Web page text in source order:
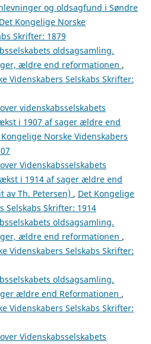
og oldsagfund i Søndre
Det Kongelige Norske
Skrifter: 1879
oldsagsamling.
ældre end reformationen ,
Videnskabers Selskabs Skrifter:
videnskabsselskabets
i 1907 af sager ældre end
Norske Videnskabers
Videnskabsselskabets
i 1914 af sager ældre end
av Th. Petersen) , Det Kongelige
Selskabs Skrifter: 1914
oldsagsamling.
ældre end reformationen ,
Videnskabers Selskabs Skrifter:
oldsagsamling.
ældre end Reformationen ,
Videnskabers Selskabs Skrifter:
Videnskabsselskabets